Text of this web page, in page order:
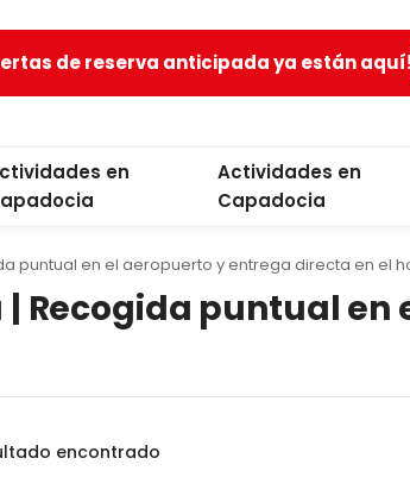
de reserva anticipada ya están aquí!
en
Actividades en
Capadocia
puntual en el aeropuerto y entrega directa en el
Recogida puntual
encontrado